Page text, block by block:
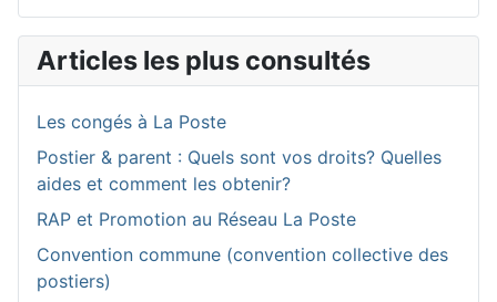
Articles les plus consultés
Les congés à La Poste
Postier & parent : Quels sont vos droits? Quelles
aides et comment les obtenir?
RAP et Promotion au Réseau La Poste
Convention commune (convention collective des
postiers)